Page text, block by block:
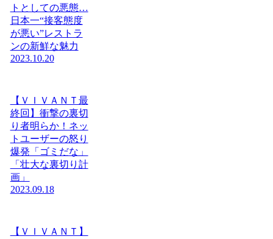
トとしての悪態…
日本一“接客態度
が悪い”レストラ
ンの新鮮な魅力
2023.10.20
【ＶＩＶＡＮＴ最
終回】衝撃の裏切
り者明らか！ネッ
トユーザーの怒り
爆発「ゴミだな」
「壮大な裏切り計
画」
2023.09.18
【ＶＩＶＡＮＴ】